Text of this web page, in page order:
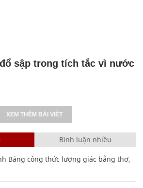
sập trong tích tắc vì nước
XEM THÊM BÀI VIẾT
Bình luận nhiều
Bảng công thức lượng giác bằng thơ,